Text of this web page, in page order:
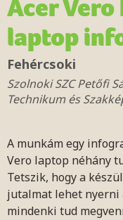
Acer
laptop
Fehércsoki
Szolnoki SZC Petőfi
Technikum és
A munkám egy
Vero laptop néhány
Tetszik, hogy a
jutalmat lehet nyerni
mindenki tud